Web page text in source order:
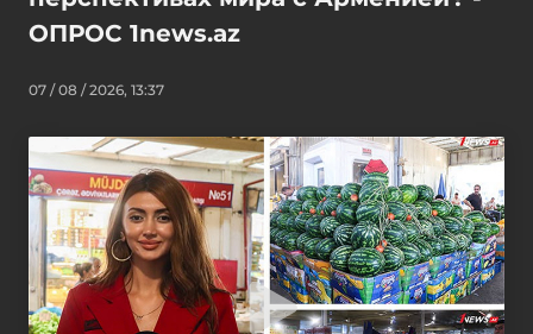
ОПРОС 1news.az
07 / 08 / 2026, 13:37